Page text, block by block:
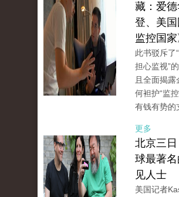
藏：爱德
登、美
监控国家
此书驳斥了
担心监视”
且全面揭
何袒护“监
有钱有势的
更多
北京三
球最著
见人士
美国记者